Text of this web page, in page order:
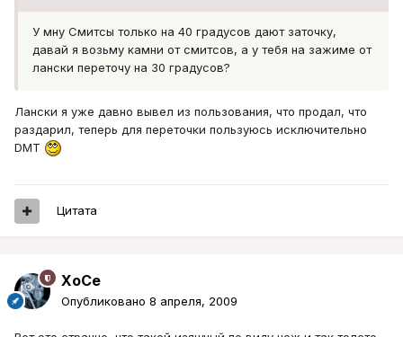
У мну Смитсы только на 40 градусов дают заточку,
давай я возьму камни от смитсов, а у тебя на зажиме от
лански переточу на 30 градусов?
Лански я уже давно вывел из пользования, что продал, что
раздарил, теперь для переточки пользуюсь исключительно
DMT
Цитата
XoCe
Опубликовано 8 апреля, 2009